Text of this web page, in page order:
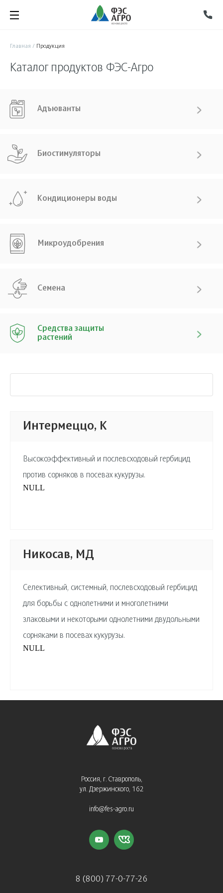
Главная / Продукция
Каталог продуктов ФЭС-Агро
Адъюванты
Биостимуляторы
Кондиционеры воды
Микроудобрения
Семена
Средства защиты
растений
Интермеццо, К
Высокоэффективный и послевсходовый гербицид
против сорняков в посевах кукурузы.
NULL
Никосав, МД
Селективный, системный, послевсходовый гербицид
для борьбы с однолетними и многолетними
злаковыми и некоторыми однолетними двудольными
сорняками в посевах кукурузы.
NULL
Россия, г. Ставрополь,
ул. Дзержинского, 162
info@fes-agro.ru
8 (800) 77-0-77-26